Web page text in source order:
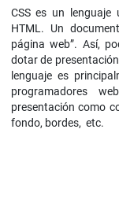
CSS es un lenguaje
HTML. Un
página web”. Así,
dotar de
lenguaje es
programadores
presentación como
fondo, bordes, etc.